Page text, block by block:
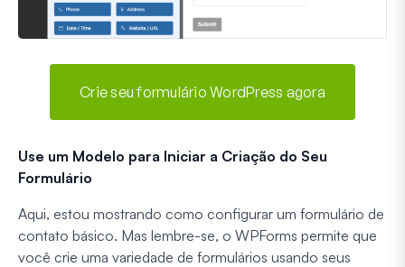
Crie seu formulário WordPress agora
Use um Modelo para Iniciar a Criação do Seu
Formulário
Aqui, estou mostrando como configurar um formulário de
contato básico. Mas lembre-se, o WPForms permite que
você crie uma variedade de formulários usando seus